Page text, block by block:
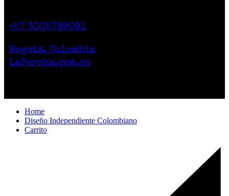
+57 3005789091
Bogotá, Colombia
LaPercha.com.co
Home
Diseño Independiente Colombiano
Carrito